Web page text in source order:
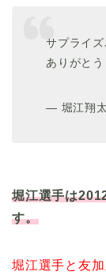
サプライ
ありがとう
— 堀江翔
堀江選手は
す。
堀江選手と友